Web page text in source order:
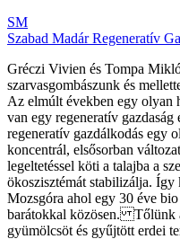
SM
Szabad Madár Regeneratív
Gréczi Vivien és Tompa
szarvasgombászunk és
Az elmúlt években egy olyan
van egy regeneratív
regeneratív gazdálkodás egy
koncentrál, elsősorban
legeltetéssel köti a talajba a
ökoszisztémát stabilizálja.
Mozsgóra ahol egy 30 éve
barátokkal közösen. Tőlünk
gyümölcsöt és gyűjtött erdei